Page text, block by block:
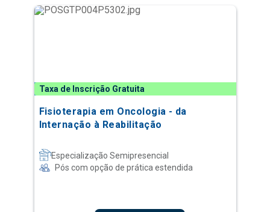
Taxa de Inscrição Gratuita
Fisioterapia em Oncologia - da
Internação à Reabilitação
Especialização Semipresencial
Pós com opção de prática estendida